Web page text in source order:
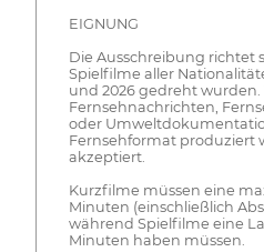
EIGNUNG
Die Ausschreibung richtet
Spielfilme aller
und 2026 gedreht wurden.
Fernsehnachrichten,
oder
Fernsehformat produziert
akzeptiert.
Kurzfilme müssen eine
Minuten (einschließlich
während Spielfilme eine
Minuten haben müssen.